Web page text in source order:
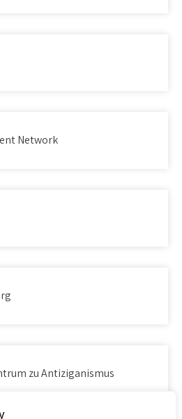
Network
zu Antiziganismus